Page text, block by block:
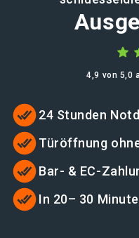
4,9 von 5,0
24 Stunden
Türöffnung
Bar- & EC-
In 20– 30